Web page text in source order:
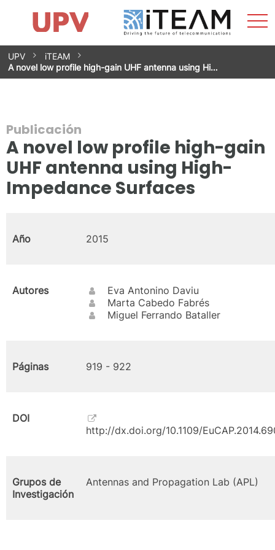
Saltar
contenido
Impacto
Grupos de investigación
Instalaciones
Spin-offs
Contacto
Prácticas
Noticias
Unidad de Igualdad
UPV
iTEAM
A novel low profile high-gain UHF antenna using Hi…
Publicación
A novel low profile high-gain
UHF antenna using High-
Impedance Surfaces
Año 2015
Autores
Eva Antonino Daviu
Marta Cabedo Fabrés
Miguel Ferrando Bataller
Páginas 919 - 922
DOI
http://dx.doi.org/10.1109/
Grupos de
Investigación
Antennas and Propagation Lab (APL)